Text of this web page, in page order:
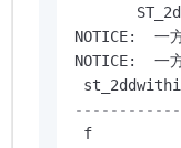
NOTICE:  一
NOTICE:  一